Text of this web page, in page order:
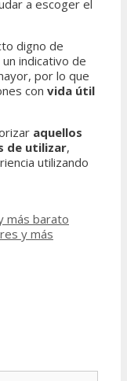
a escoger el
digno de
indicativo de
por lo que
con vida útil
aquellos
de utilizar,
utilizando
más barato
y más